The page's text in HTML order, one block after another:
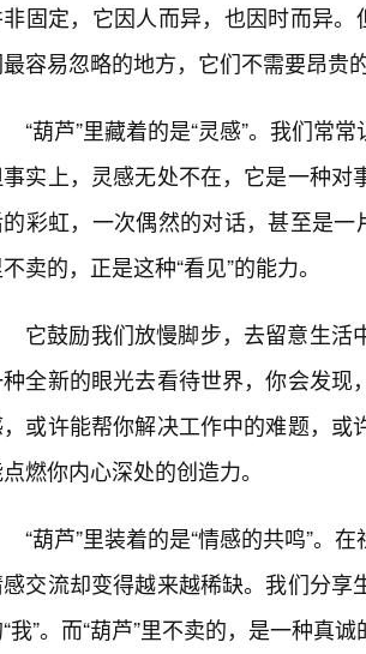
固定，它因人而异，也因时而异
容易忽略的地方，它们不需要昂贵
“葫芦”里藏着的是“灵感”。我们常
实上，灵感无处不在，它是一种
彩虹，一次偶然的对话，甚至是
卖的，正是这种“看见”的能力。
它鼓励我们放慢脚步，去留意生
全新的眼光去看待世界，你会发
或许能帮你解决工作中的难题，
燃你内心深处的创造力。
“葫芦”里装着的是“情感的共鸣”。
交流却变得越来越稀缺。我们分
我”。而“葫芦”里不卖的，是一种真